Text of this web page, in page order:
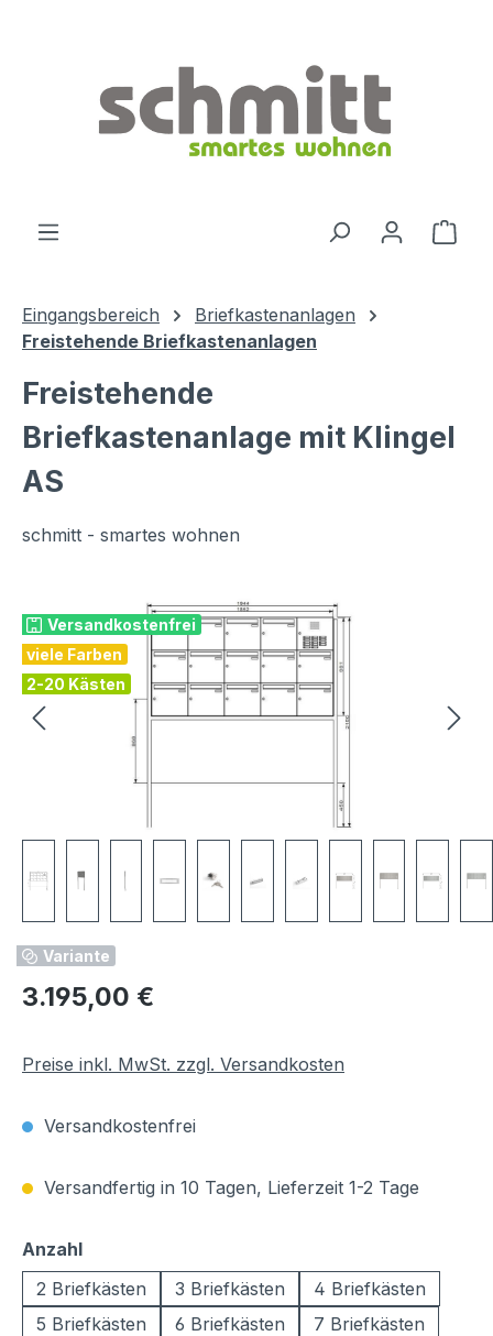
Eingangsbereich
Briefkastenanlagen
Freistehende Briefkastenanlagen
Freistehende
Briefkastenanlage mit Klingel
AS
schmitt - smartes wohnen
Versandkostenfrei
viele Farben
2-20 Kästen
Variante
Regulärer Preis:
3.195,00 €
Preise inkl. MwSt. zzgl. Versandkosten
Versandkostenfrei
Versandfertig in 10 Tagen, Lieferzeit 1-2 Tage
Anzahlauswählen
2 Briefkästen
3 Briefkästen
4 Briefkästen
5 Briefkästen
6 Briefkästen
7 Briefkästen